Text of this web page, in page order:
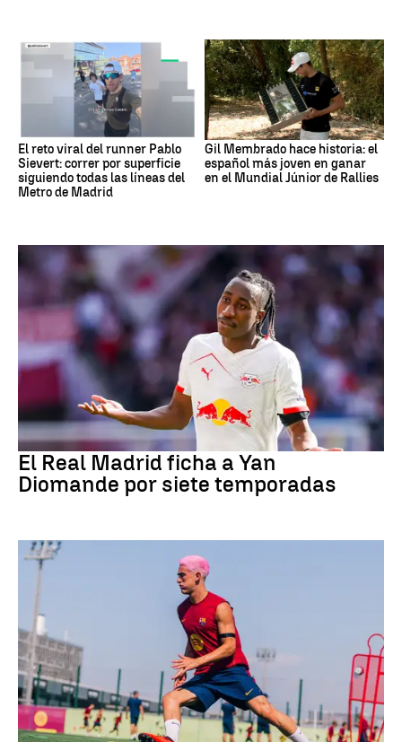
El reto viral del runner Pablo
Sievert: correr por superficie
siguiendo todas las líneas del
Metro de Madrid
Gil Membrado hace historia: el
español más joven en ganar
en el Mundial Júnior de Rallies
Fútbol
El Real Madrid ficha a Yan
Diomande por siete temporadas
Fútbol